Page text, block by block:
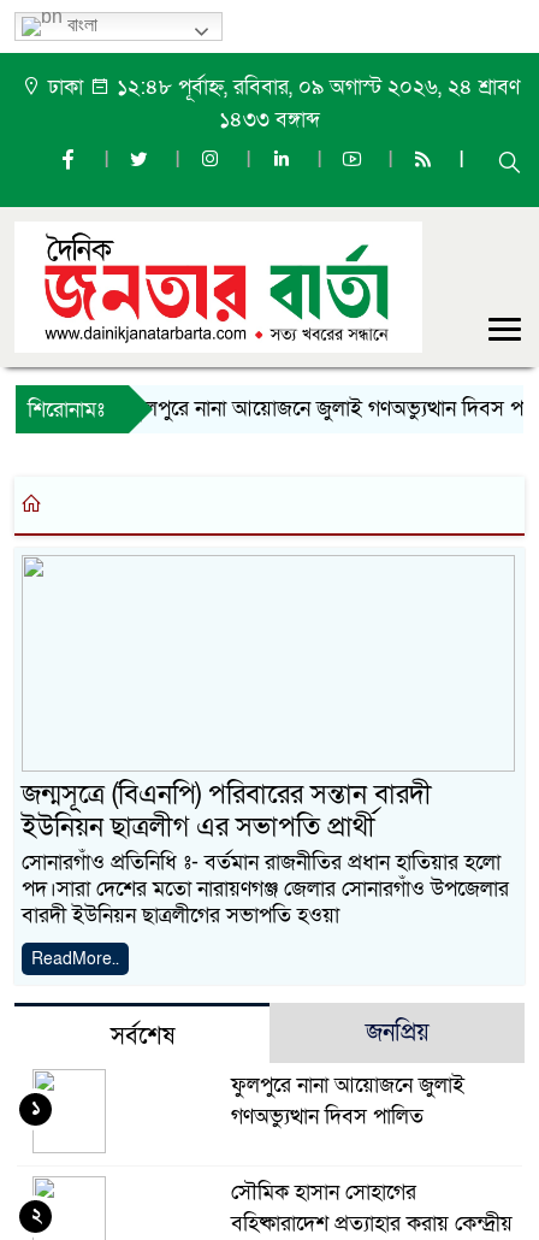
বাংলা
ঢাকা
১২:৪৮ পূর্বাহ্ন, রবিবার, ০৯ অগাস্ট ২০২৬, ২৪ শ্রাবণ
১৪৩৩ বঙ্গাব্দ
শিরোনামঃ ফুলপুরে নানা আয়োজনে জুলাই গণঅভ্যুত্থান দিবস
জন্মসূত্রে (বিএনপি) পরিবারের সন্তান বারদী
ইউনিয়ন ছাত্রলীগ এর সভাপতি প্রার্থী
সোনারগাঁও প্রতিনিধি ঃ- বর্তমান রাজনীতির প্রধান হাতিয়ার হলো
পদ।সারা দেশের মতো নারায়ণগঞ্জ জেলার সোনারগাঁও উপজেলার
বারদী ইউনিয়ন ছাত্রলীগের সভাপতি হওয়া
ReadMore..
সর্বশেষ জনপ্রিয়
ফুলপুরে নানা আয়োজনে জুলাই
গণঅভ্যুত্থান দিবস পালিত
১
সৌমিক হাসান সোহাগের
বহিষ্কারাদেশ প্রত্যাহার করায় কেন্দ্রীয়
২